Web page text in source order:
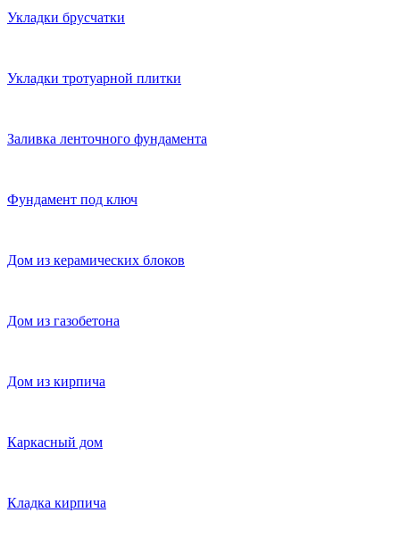
Укладки брусчатки
Укладки тротуарной плитки
Заливка ленточного фундамента
Фундамент под ключ
Дом из керамических блоков
Дом из газобетона
Дом из кирпича
Каркасный дом
Кладка кирпича